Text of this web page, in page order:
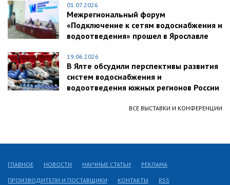
01.07.2026
Межрегиональный форум
«Подключение к сетям водоснабжения и
водоотведения» прошел в Ярославле
19.06.2026
В Ялте обсудили перспективы развития
систем водоснабжения и
водоотведения южных регионов России
ВСЕ ВЫСТАВКИ И КОНФЕРЕНЦИИ
ГЛАВНОЕ НОВОСТИ НАУЧНЫЕ СТАТЬИ РЕКЛАМА
ПРОИЗВОДИТЕЛИ И ПОСТАВЩИКИ КОНТАКТЫ RSS